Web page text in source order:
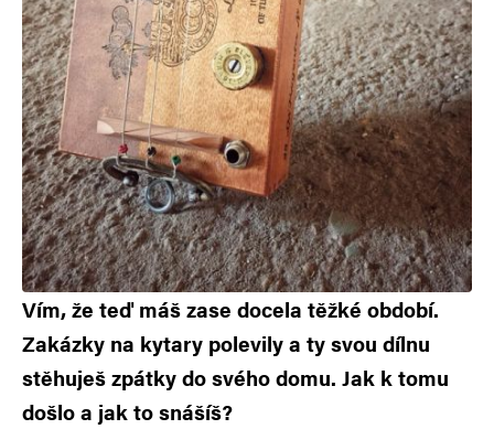
Vím, že teď máš zase docela těžké období.
Zakázky na kytary polevily a ty svou dílnu
stěhuješ zpátky do svého domu. Jak k tomu
došlo a jak to snášíš?